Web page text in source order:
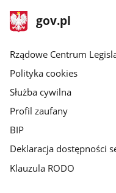
stopka
gov.plStrona
gov.pl
Rządowe Centrum
Polityka cookies
Służba cywilna
Profil zaufany
BIP
Deklaracja dostępności
Klauzula RODO